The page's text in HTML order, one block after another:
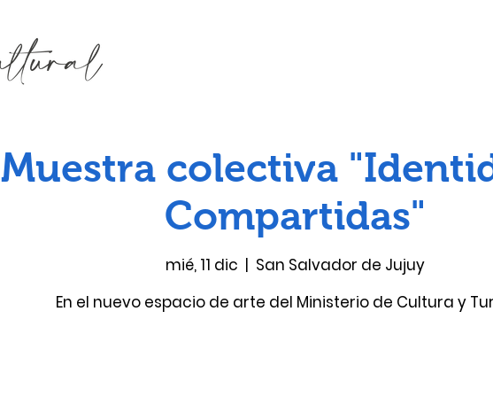
Muestra colectiva
Compartidas"
mié, 11 dic
  |
San Salvador de Jujuy
En el nuevo espacio de arte del Ministerio de Cultura y